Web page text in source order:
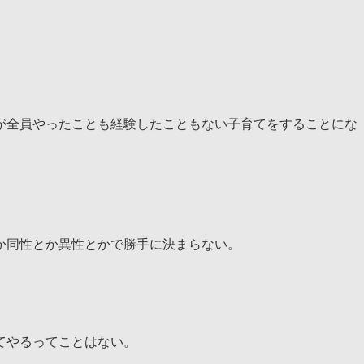
員やったことも経験したこともない子育てをすることにな
性とか異性とかで勝手に決まらない。
るってことはない。